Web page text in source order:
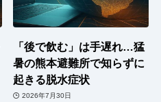
「後で飲む」は手遅れ…猛
暑の熊本避難所で知らずに
起きる脱水症状
2026年7月30日